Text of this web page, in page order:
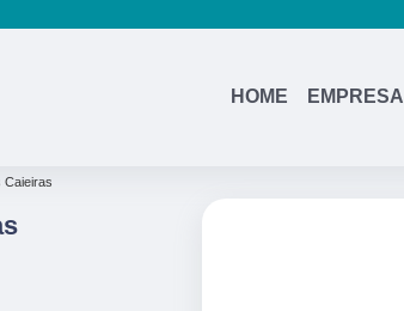
HOME EMPRESA
Caieiras